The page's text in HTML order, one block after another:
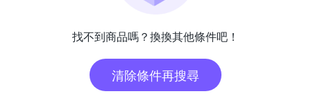
找不到商品嗎？換換其他條件吧！
清除條件再搜尋